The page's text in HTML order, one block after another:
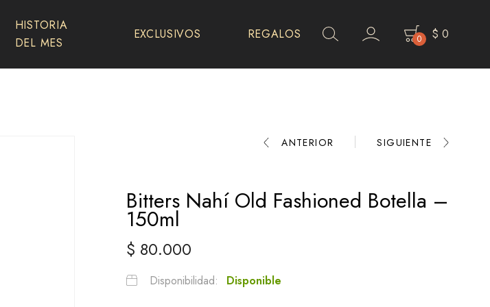
HISTORIA
DEL MES
EXCLUSIVOS REGALOS 0 $ 0
Product
navigation
ANTERIOR SIGUIENTE
Bitters Nahí Old Fashioned Botella –
150ml
$ 80.000
Disponibilidad: Disponible